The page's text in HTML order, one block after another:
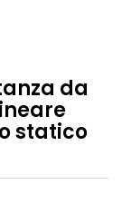
da
statico